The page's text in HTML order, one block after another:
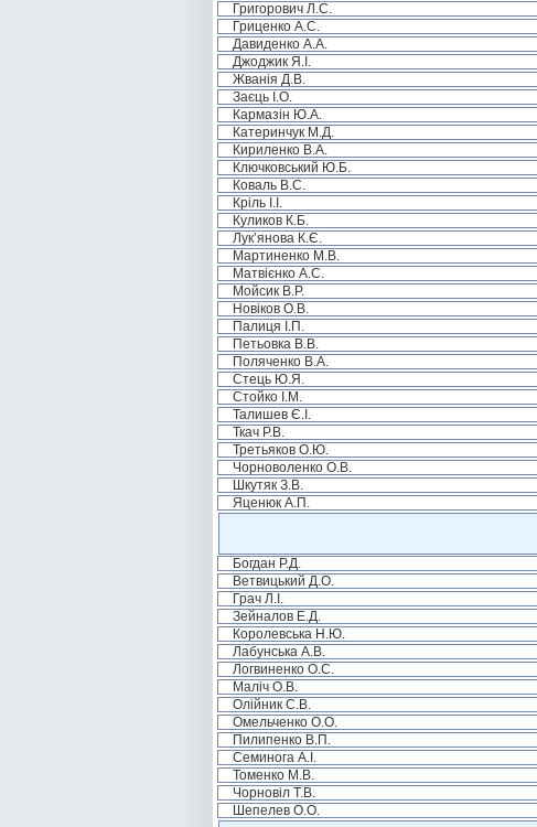
Григорович Л.С.
Гриценко А.С.
Давиденко А.А.
Джоджик Я.І.
Жванія Д.В.
Заєць І.О.
Кармазін Ю.А.
Катеринчук М.Д.
Кириленко В.А.
Ключковський Ю.Б.
Коваль В.С.
Кріль І.І.
Куликов К.Б.
Лук’янова К.Є.
Мартиненко М.В.
Матвієнко А.С.
Мойсик В.Р.
Новіков О.В.
Палиця І.П.
Петьовка В.В.
Поляченко В.А.
Стець Ю.Я.
Стойко І.М.
Талишев Є.І.
Ткач Р.В.
Третьяков О.Ю.
Чорноволенко О.В.
Шкутяк З.В.
Яценюк А.П.
Богдан Р.Д.
Ветвицький Д.О.
Грач Л.І.
Зейналов Е.Д.
Королевська Н.Ю.
Лабунська А.В.
Логвиненко О.С.
Маліч О.В.
Олійник С.В.
Омельченко О.О.
Пилипенко В.П.
Семинога А.І.
Томенко М.В.
Чорновіл Т.В.
Шепелев О.О.